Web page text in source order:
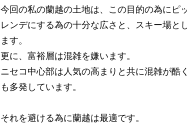
今回の私の蘭越の土地は、この目的の為にピ
レンデにする為の十分な広さと、スキー場と
ます。
更に、富裕層は混雑を嫌います。
ニセコ中心部は人気の高まりと共に混雑が酷
も多発しています。
それを避ける為に蘭越は最適です。